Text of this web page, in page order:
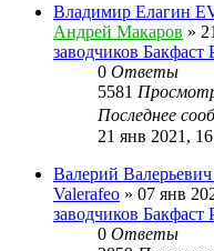
Владимир Елагин
Андрей Макаров »
заводчиков Бакфаст
0 Ответы
5581
Последнее
21 янв 2021,
Валерий
Valerafeo » 07 янв
заводчиков Бакфаст
0 Ответы